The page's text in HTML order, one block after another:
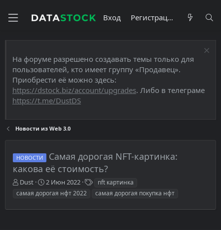
Вход Регистрация
На форуме разрешено создавать темы только для
пользователей, кто имеет группу «Продавец».
Приобрести её можно здесь:
https://dstock.biz/account/upgrades. Либо в телеграме
https://t.me/DustDS
Новости из Web 3.0
НОВОСТИ
Самая дорогая NFT-картинка:
какова её стоимость?
А
в
о
Dust
Д
а
а
2 Июн 2022
е
и
nft картинка
самая дорогая нфт 2022
самая дорогая покупка нфт